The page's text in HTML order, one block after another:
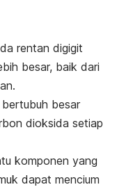
rentan digigit
besar, baik dari
besar
dioksida setiap
komponen yang
dapat mencium